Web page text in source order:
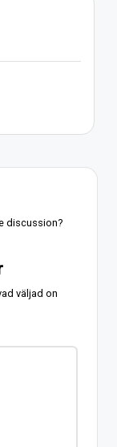
discussion?
väljad on